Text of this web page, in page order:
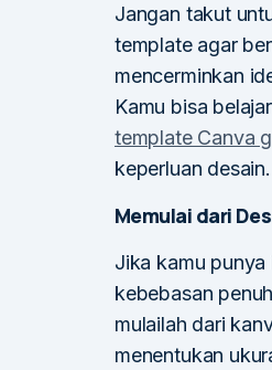
Jangan takut
template agar
mencerminkan
Kamu bisa belajar
template Canva
keperluan desain.
Memulai dari
Jika kamu
kebebasan
mulailah dari
menentukan